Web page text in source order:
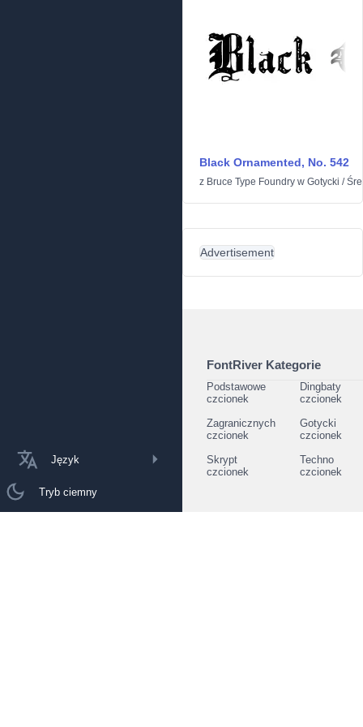
Język
Tryb ciemny
Black Ornamented, No. 542
z Bruce Type Foundry w Gotycki /
Advertisement
FontRiver Kategorie
Podstawowe
czcionek
Dingbaty
czcionek
Zagranicznych
czcionek
Gotycki
czcionek
Skrypt
czcionek
Techno
czcionek